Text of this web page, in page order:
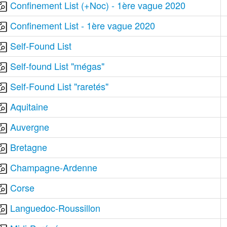
Confinement List (+Noc) - 1ère vague 2020
Confinement List - 1ère vague 2020
Self-Found List
Self-found List "mégas"
Self-Found List "raretés"
Aquitaine
Auvergne
Bretagne
Champagne-Ardenne
Corse
Languedoc-Roussillon